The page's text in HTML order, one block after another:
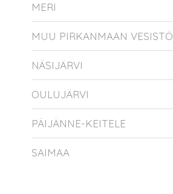
MERI
MUU PIRKANMAAN VESISTÖ
NÄSIJÄRVI
OULUJÄRVI
PÄIJÄNNE-KEITELE
SAIMAA